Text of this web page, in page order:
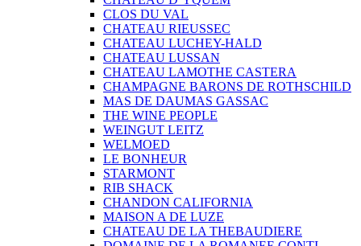
CLOS DU VAL
CHATEAU RIEUSSEC
CHATEAU LUCHEY-HALD
CHATEAU LUSSAN
CHATEAU LAMOTHE CASTERA
CHAMPAGNE BARONS DE ROTHSCHILD
MAS DE DAUMAS GASSAC
THE WINE PEOPLE
WEINGUT LEITZ
WELMOED
LE BONHEUR
STARMONT
RIB SHACK
CHANDON CALIFORNIA
MAISON A DE LUZE
CHATEAU DE LA THEBAUDIERE